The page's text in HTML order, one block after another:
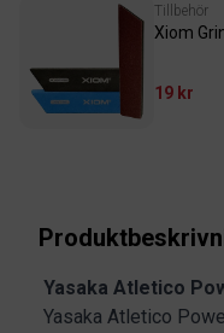
Tillbehör
Xiom
19 kr
Yasaka Atletico
Yasaka Atletico